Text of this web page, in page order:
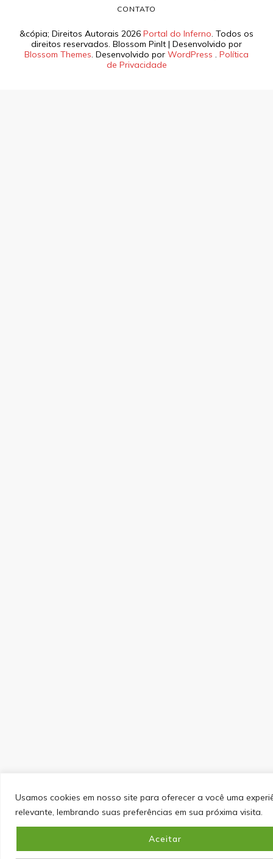
Usamos cookies em nosso site para oferecer a você uma
relevante, lembrando suas preferências em sua próxima visita.
Aceitar
&cópia; Direitos Autorais 2026 Portal do Inferno. Todos os
direitos reservados. Blossom PinIt | Desenvolvido por
Blossom Themes. Desenvolvido por WordPress . Política
de Privacidade
CONTATO